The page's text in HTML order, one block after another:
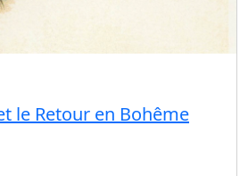
le Retour en Bohême